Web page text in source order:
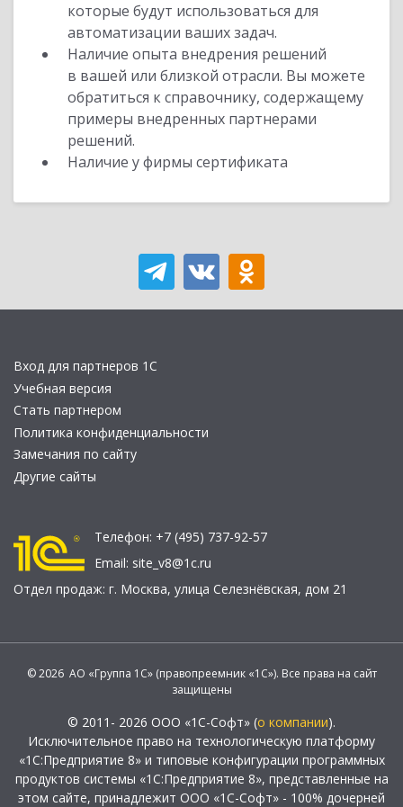
которые будут использоваться для
автоматизации ваших задач.
Наличие опыта внедрения решений
в вашей или близкой отрасли. Вы можете
обратиться к справочнику, содержащему
примеры внедренных партнерами
решений.
Наличие у фирмы сертификата
Вход для партнеров 1С
Учебная версия
Стать партнером
Политика конфиденциальности
Замечания по сайту
Другие сайты
Телефон: +7 (495) 737-92-57
Email: site_v8@1c.ru
Отдел продаж: г. Москва, улица Селезнёвская, дом 21
© 2026 АО «Группа 1С» (правопреемник «1С»). Все права на сайт
защищены
© 2011- 2026 ООО «1С-Софт» (о компании).
Исключительное право на технологическую платформу
«1С:Предприятие 8» и типовые конфигурации программных
продуктов системы «1С:Предприятие 8», представленные на
этом сайте, принадлежит ООО «1С-Софт» - 100% дочерней